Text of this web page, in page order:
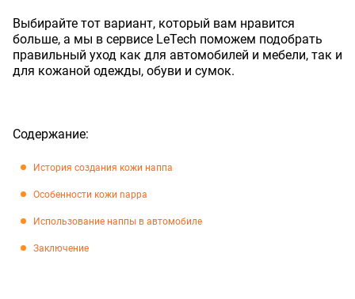
Выбирайте тот вариант, который вам нравится
больше, а мы в сервисе LeTech поможем подобрать
правильный уход как для автомобилей и мебели, так и
для кожаной одежды, обуви и сумок.
Содержание:
История создания кожи наппа
Особенности кожи nappa
Использование наппы в автомобиле
Заключение